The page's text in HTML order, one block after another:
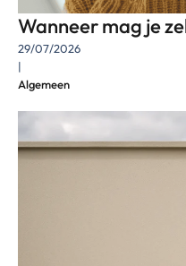
Wanneer mag je
29/07/2026
|
Algemeen